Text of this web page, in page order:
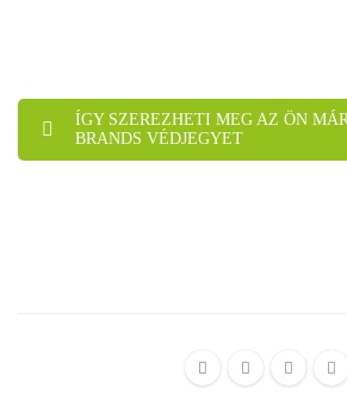
ÍGY SZEREZHETI MEG AZ ÖN
BRANDS VÉDJEGYET